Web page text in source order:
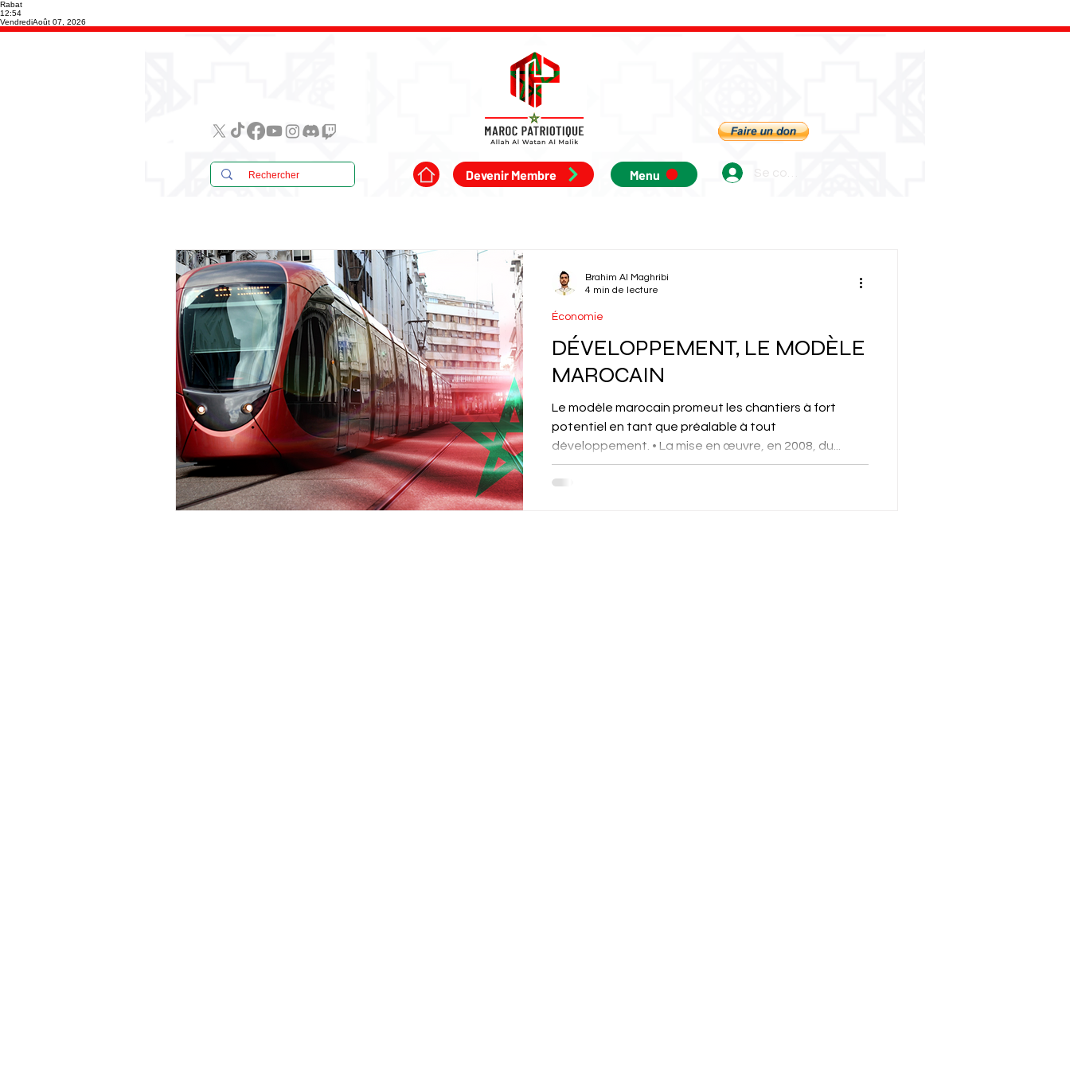
Rabat
12:54
VendrediAoût 07, 2026
Se connecter
Devenir Membre Menu
DÉVELOPPEMENT, LE MODÈLE
MAROCAIN
Le modèle marocain promeut les chantiers à fort
potentiel en tant que préalable à tout
développement. • La mise en œuvre, en 2008, du...
Économie
Brahim Al Maghribi
4 min de lecture